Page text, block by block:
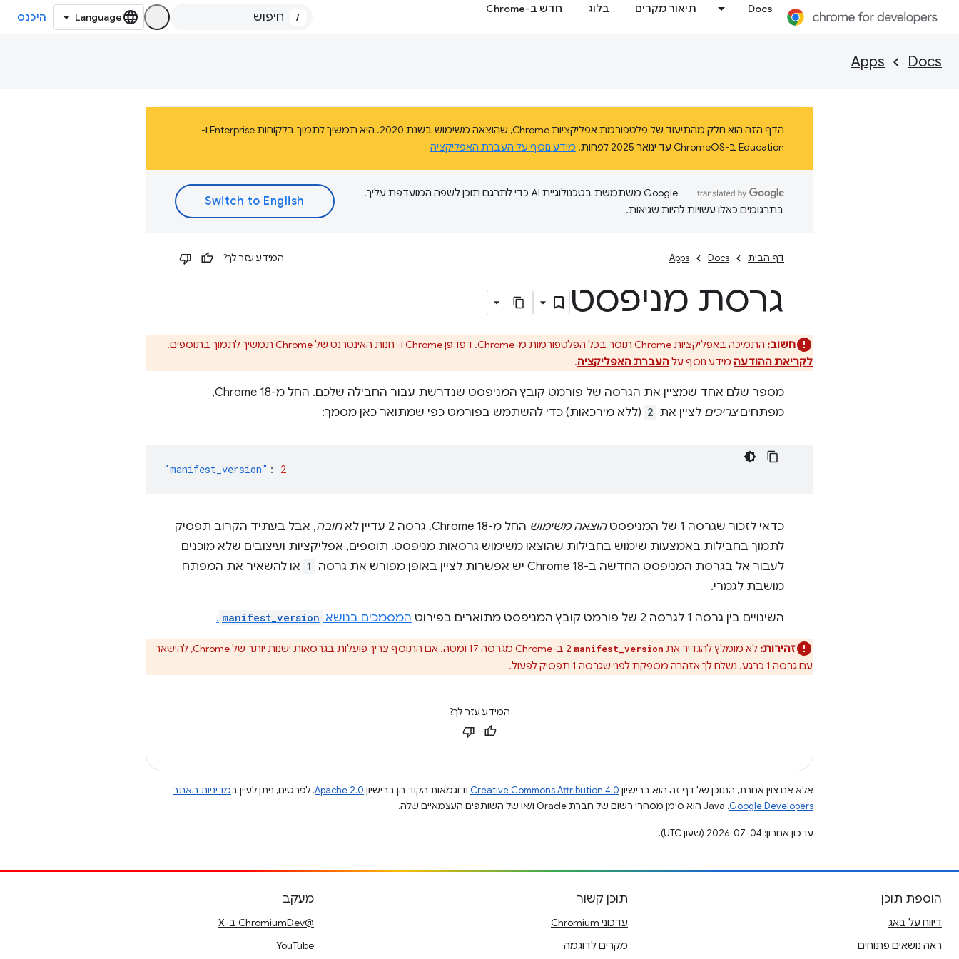
Docs תיאור מקרים בלוג חדש ב-Chrome
/ היכנס
Docs
Apps
הדף הזה הוא חלק מהתיעוד של פלטפורמת אפליקציות Chrome, שהוצאה משימוש בשנת 2020. היא תמשיך לתמוך בלקוחות Enterprise ו-
Education ב-ChromeOS עד ינואר 2025 לפחות.
מידע נוסף על העברת האפליקציה
‫Google משתמשת בטכנולוגיית AI כדי לתרגם תוכן לשפה המועדפת עליך.
בתרגומים כאלו עשויות להיות שגיאות.
דף הבית Docs
Apps המידע עזר לך?
גרסת מניפסט
חשוב: התמיכה באפליקציות Chrome תוסר בכל הפלטפורמות מ-Chrome. דפדפן Chrome ו- חנות האינטרנט של Chrome תמשיך לתמוך בתוספים.
לקריאת ההודעה מידע נוסף עלהעברת האפליקציה.
מספר שלם אחד שמציין את הגרסה של פורמט קובץ המניפסט שנדרשת עבור החבילה שלכם. החל מ-Chrome 18,
מפתחיםצריכים לציין את 2 (ללא מירכאות) כדי להשתמש בפורמט כפי שמתואר כאן מסמך:
"manifest_version" : 2
כדאי לזכור שגרסה 1 של המניפסט הוצאה משימוש החל מ-Chrome 18. גרסה 2 עדיין לא חובה, אבל בעתיד הקרוב תפסיק
לתמוך בחבילות באמצעות שימוש בחבילות שהוצאו משימוש גרסאות מניפסט. תוספים, אפליקציות ועיצובים שלא מוכנים
לעבור אל בגרסת המניפסט החדשה ב-Chrome 18 יש אפשרות לציין באופן מפורש את גרסה
1 או להשאיר את המפתח
מושבת לגמרי.
השינויים בין גרסה 1 לגרסה 2 של פורמט קובץ המניפסט מתוארים בפירוט המסמכים בנושא manifest_version
.
זהירות: לא מומלץ להגדיר את manifest_version
2 ב-Chrome מגרסה 17 ומטה. אם התוסף צריך פועלות בגרסאות ישנות יותר של Chrome, להישאר
עם גרסה 1 כרגע. נשלח לך אזהרה מספקת לפני שגרסה 1 תפסיק לפעול.
המידע עזר לך?
אלא אם צוין אחרת, התוכן של דף זה הוא ברישיון Creative Commons Attribution 4.0 ודוגמאות הקוד הן ברישיון Apache 2.0. לפרטים, ניתן לעיין במדיניות האתר
Google Developers‏.‏ Java הוא סימן מסחרי רשום של חברת Oracle ו/או של השותפים העצמאיים שלה.
עדכון אחרון: 2026-07-04 (שעון UTC).
הוספת תוכן
דיווח על באג
ראה נושאים פתוחים
תוכן קשור
עדכוני Chromium
מקרים לדוגמה
מעקב
@ChromiumDev ב-X
YouTube